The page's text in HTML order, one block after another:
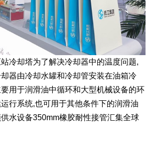
站冷却塔为了解决冷却器中的温度问题,
器由冷却水罐和冷却管安装在油箱冷
用于润滑油中循环和大型机械设备的环
行系统,也可用于其他条件下的润滑油
水设备350mm橡胶耐性接管汇集全球